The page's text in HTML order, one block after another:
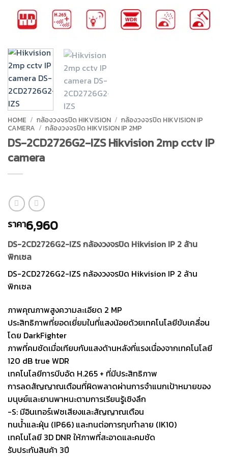
HOME / กล้องวงจรปิด HIKVISION / กล้องวงจรปิด HIKVISION IP
CAMERA / กล้องวงจรปิด HIKVISION IP 2MP
DS-2CD2726G2-IZS Hikvision 2mp cctv IP
camera
ราคา6,960
DS-2CD2726G2-IZS กล้องวงจรปิด Hikvision IP 2 ล้าน
พิกเซล
DS-2CD2726G2-IZS กล้องวงจรปิด Hikvision IP 2 ล้าน
พิกเซล
ภาพคุณภาพสูงความละเอียด 2 MP
ประสิทธิภาพที่ยอดเยี่ยมในที่แสงน้อยด้วยเทคโนโลยีขับเคลื่อน
โดย DarkFighter
ภาพที่คมชัดเมื่อเทียบกับแสงด้านหลังที่แรงเนื่องจากเทคโนโลยี
120 dB true WDR
เทคโนโลยีการบีบอัด H.265 + ที่มีประสิทธิภาพ
การลดสัญญาณเตือนที่ผิดพลาดผ่านการจำแนกเป้าหมายของ
มนุษย์และยานพาหนะตามการเรียนรู้เชิงลึก
-S: มีอินเทอร์เฟซเสียงและสัญญาณเตือน
ทนน้ำและฝุ่น (IP66) และทนต่อการทุบทำลาย (IK10)
เทคโนโลยี 3D DNR ให้ภาพที่สะอาดและคมชัด
รับประกันสินค้า 3ปี